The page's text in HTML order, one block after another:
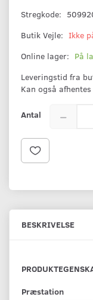
Stregkode:
Butik Vejle: Ikke
Online lager: På
Leveringstid fra
Kan også
Antal
BESKRIVELSE
Præstation